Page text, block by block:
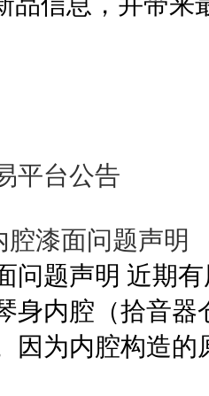
平台公告
腔漆面问题声明
问题声明 近期
身内腔（拾音
因为内腔构造